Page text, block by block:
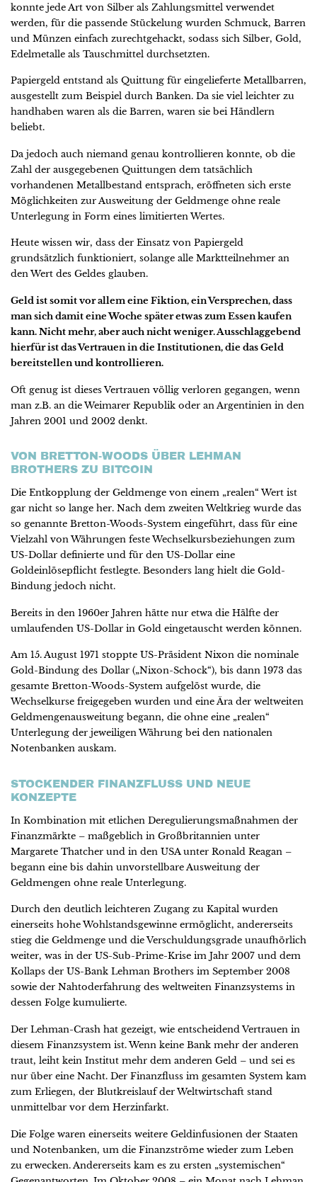
konnte jede Art von Silber als Zahlungsmittel verwendet
werden, für die passende Stückelung wurden Schmuck, Barren
und Münzen einfach zurechtgehackt, sodass sich Silber, Gold,
Edelmetalle als Tauschmittel durchsetzten.
Papiergeld entstand als Quittung für eingelieferte Metallbarren,
ausgestellt zum Beispiel durch Banken. Da sie viel leichter zu
handhaben waren als die Barren, waren sie bei Händlern
beliebt.
Da jedoch auch niemand genau kontrollieren konnte, ob die
Zahl der ausgegebenen Quittungen dem tatsächlich
vorhandenen Metallbestand entsprach, eröffneten sich erste
Möglichkeiten zur Ausweitung der Geldmenge ohne reale
Unterlegung in Form eines limitierten Wertes.
Heute wissen wir, dass der Einsatz von Papiergeld
grundsätzlich funktioniert, solange alle Marktteilnehmer an
den Wert des Geldes glauben.
Geld ist somit vor allem eine Fiktion, ein Versprechen, dass
man sich damit eine Woche später etwas zum Essen kaufen
kann. Nicht mehr, aber auch nicht weniger. Ausschlaggebend
hierfür ist das Vertrauen in die Institutionen, die das Geld
bereitstellen und kontrollieren.
Oft genug ist dieses Vertrauen völlig verloren gegangen, wenn
man z.B. an die Weimarer Republik oder an Argentinien in den
Jahren 2001 und 2002 denkt.
VON BRETTON-WOODS ÜBER LEHMAN
BROTHERS ZU BITCOIN
Die Entkopplung der Geldmenge von einem „realen“ Wert ist
gar nicht so lange her. Nach dem zweiten Weltkrieg wurde das
so genannte Bretton-Woods-System eingeführt, dass für eine
Vielzahl von Währungen feste Wechselkursbeziehungen zum
US-Dollar definierte und für den US-Dollar eine
Goldeinlösepflicht festlegte. Besonders lang hielt die Gold-
Bindung jedoch nicht.
Bereits in den 1960er Jahren hätte nur etwa die Hälfte der
umlaufenden US-Dollar in Gold eingetauscht werden können.
Am 15. August 1971 stoppte US-Präsident Nixon die nominale
Gold-Bindung des Dollar („Nixon-Schock“), bis dann 1973 das
gesamte Bretton-Woods-System aufgelöst wurde, die
Wechselkurse freigegeben wurden und eine Ära der weltweiten
Geldmengenausweitung begann, die ohne eine „realen“
Unterlegung der jeweiligen Währung bei den nationalen
Notenbanken auskam.
STOCKENDER FINANZFLUSS UND NEUE
KONZEPTE
In Kombination mit etlichen Deregulierungsmaßnahmen der
Finanzmärkte – maßgeblich in Großbritannien unter
Margarete Thatcher und in den USA unter Ronald Reagan –
begann eine bis dahin unvorstellbare Ausweitung der
Geldmengen ohne reale Unterlegung.
Durch den deutlich leichteren Zugang zu Kapital wurden
einerseits hohe Wohlstandsgewinne ermöglicht, andererseits
stieg die Geldmenge und die Verschuldungsgrade unaufhörlich
weiter, was in der US-Sub-Prime-Krise im Jahr 2007 und dem
Kollaps der US-Bank Lehman Brothers im September 2008
sowie der Nahtoderfahrung des weltweiten Finanzsystems in
dessen Folge kumulierte.
Der Lehman-Crash hat gezeigt, wie entscheidend Vertrauen in
diesem Finanzsystem ist. Wenn keine Bank mehr der anderen
traut, leiht kein Institut mehr dem anderen Geld – und sei es
nur über eine Nacht. Der Finanzfluss im gesamten System kam
zum Erliegen, der Blutkreislauf der Weltwirtschaft stand
unmittelbar vor dem Herzinfarkt.
Die Folge waren einerseits weitere Geldinfusionen der Staaten
und Notenbanken, um die Finanzströme wieder zum Leben
zu erwecken. Andererseits kam es zu ersten „systemischen“